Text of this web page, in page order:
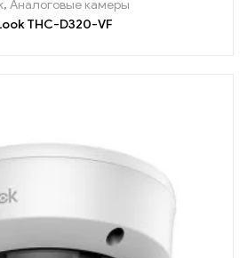
, Аналоговые камеры
THC-D320-VF